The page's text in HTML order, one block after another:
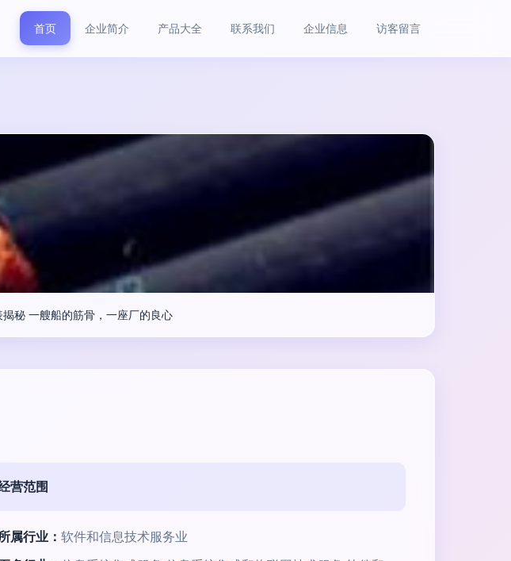
首页 企业简介 产品大全 联系我们 企业信息 访客留言
秘 一艘船的筋骨，一座厂的良心
营范围
属行业： 软件和信息技术服务业